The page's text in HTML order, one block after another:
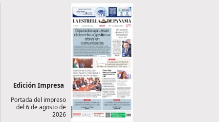
Edición Impresa
Portada del impreso
del 6 de agosto de
2026